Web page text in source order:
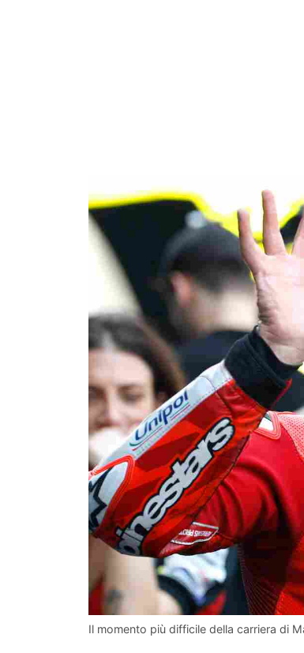
Il momento più difficile della carriera di